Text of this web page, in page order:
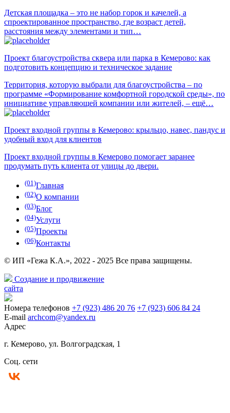
Детская площадка – это не набор горок и качелей, а
спроектированное пространство, где возраст детей,
расстояния между элементами и тип…
Проект благоустройства сквера или парка в Кемерово: как
подготовить концепцию и техническое задание
Территория, которую выбрали для благоустройства – по
программе «Формирование комфортной городской среды», по
инициативе управляющей компании или жителей, – ещё…
Проект входной группы в Кемерово: крыльцо, навес, пандус и
удобный вход для клиентов
Проект входной группы в Кемерово помогает заранее
продумать путь клиента от улицы до двери.
(01)Главная
(02)О компании
(03)Блог
(04)Услуги
(05)Проекты
(06)Контакты
© ИП «Гежа К.А.», 2022 - 2025 Все права защищены.
Создание и продвижение
сайта
Номера телефонов +7 (923) 486 20 76 +7 (923) 606 84 24
E-mail archcom@yandex.ru
Адрес
г. Кемерово, ул. Волгоградская, 1
Соц. сети